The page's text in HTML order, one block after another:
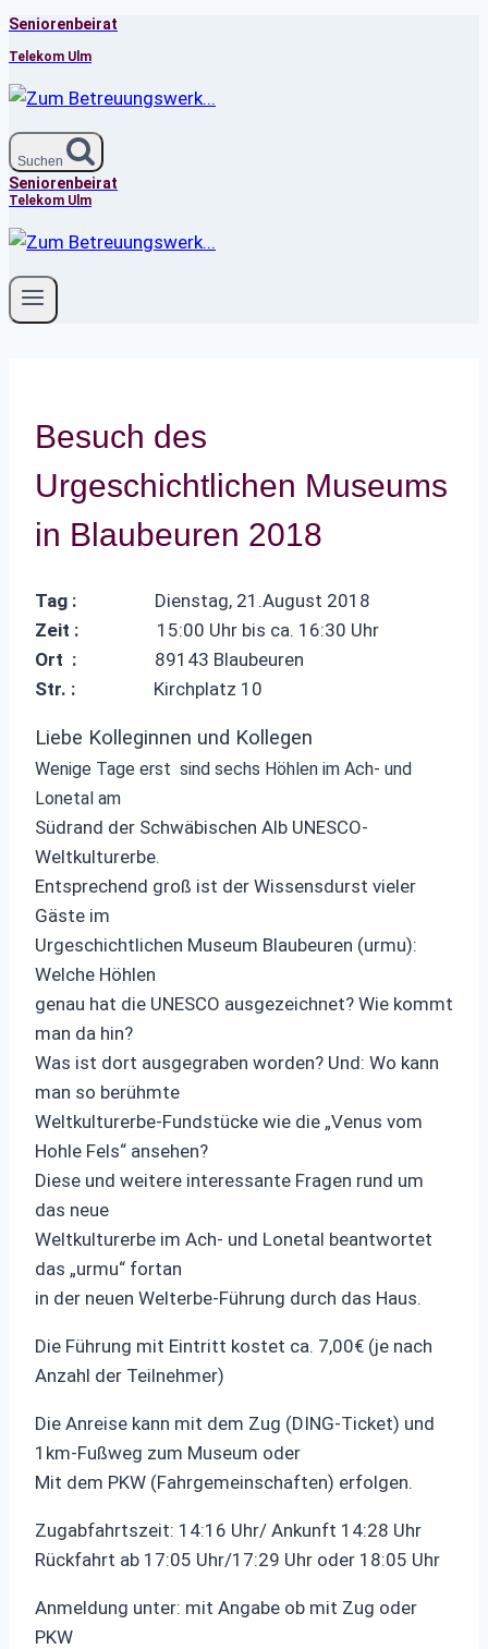
Zum
Inhalt
springen
Seniorenbeirat
Telekom Ulm
Suchen
Seniorenbeirat
Telekom Ulm
Besuch des
Urgeschichtlichen Museums
in Blaubeuren 2018
Tag : Dienstag, 21.August 2018
Zeit : 15:00 Uhr bis ca. 16:30 Uhr
Ort : 89143 Blaubeuren
Str. : Kirchplatz 10
Liebe Kolleginnen und Kollegen
Wenige Tage erst sind sechs Höhlen im Ach- und
Lonetal am
Südrand der Schwäbischen Alb UNESCO-
Weltkulturerbe.
Entsprechend groß ist der Wissensdurst vieler
Gäste im
Urgeschichtlichen Museum Blaubeuren (urmu):
Welche Höhlen
genau hat die UNESCO ausgezeichnet? Wie kommt
man da hin?
Was ist dort ausgegraben worden? Und: Wo kann
man so berühmte
Weltkulturerbe-Fundstücke wie die „Venus vom
Hohle Fels“ ansehen?
Diese und weitere interessante Fragen rund um
das neue
Weltkulturerbe im Ach- und Lonetal beantwortet
das „urmu“ fortan
in der neuen Welterbe-Führung durch das Haus.
Die Führung mit Eintritt kostet ca. 7,00€ (je nach
Anzahl der Teilnehmer)
Die Anreise kann mit dem Zug (DING-Ticket) und
1km-Fußweg zum Museum oder
Mit dem PKW (Fahrgemeinschaften) erfolgen.
Zugabfahrtszeit: 14:16 Uhr/ Ankunft 14:28 Uhr
Rückfahrt ab 17:05 Uhr/17:29 Uhr oder 18:05 Uhr
Anmeldung unter: mit Angabe ob mit Zug oder
PKW